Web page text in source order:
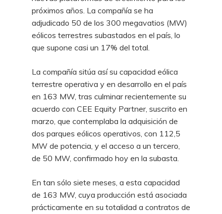
próximos años. La compañía se ha
adjudicado 50 de los 300 megavatios (MW)
eólicos terrestres subastados en el país, lo
que supone casi un 17% del total.
La compañía sitúa así su capacidad eólica
terrestre operativa y en desarrollo en el país
en 163 MW, tras culminar recientemente su
acuerdo con CEE Equity Partner, suscrito en
marzo, que contemplaba la adquisición de
dos parques eólicos operativos, con 112,5
MW de potencia, y el acceso a un tercero,
de 50 MW, confirmado hoy en la subasta.
En tan sólo siete meses, a esta capacidad
de 163 MW, cuya producción está asociada
prácticamente en su totalidad a contratos de